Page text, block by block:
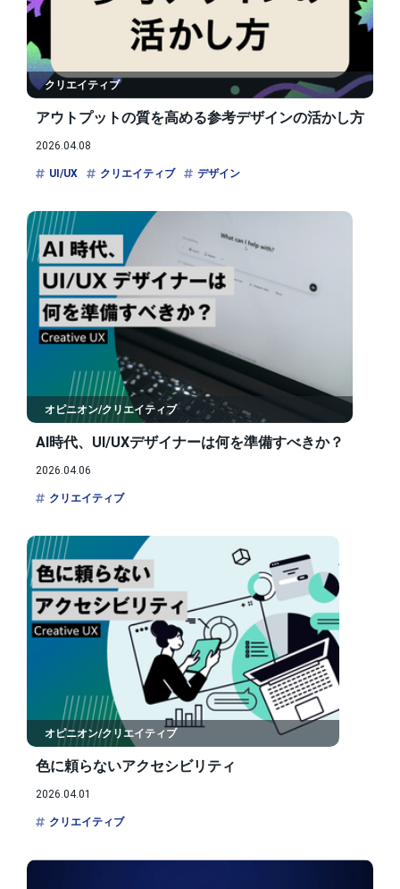
クリエイティブ
アウトプットの質を高める参考デザインの活かし方
2026.04.08
UI/UX クリエイティブ デザイン
オピニオン/クリエイティブ
AI時代、UI/UXデザイナーは何を準備すべきか？
2026.04.06
クリエイティブ
オピニオン/クリエイティブ
色に頼らないアクセシビリティ
2026.04.01
クリエイティブ